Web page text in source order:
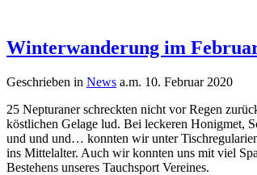
Winterwanderung im
Geschrieben in News a.m. 10. Februar 2020
25 Nepturaner schreckten nicht vor Regen
köstlichen Gelage lud. Bei leckeren Honigmet,
und und und… konnten wir unter
ins Mittelalter. Auch wir konnten uns mit viel
Bestehens unseres Tauchsport Vereines.